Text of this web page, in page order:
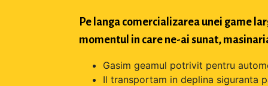
Pe langa comercializarea unei game
momentul in care ne-ai sunat,
Gasim geamul potrivit pentru
Il transportam in deplina siguranta